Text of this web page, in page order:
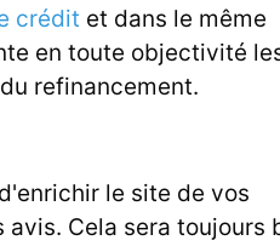
crédit et dans le même
en toute objectivité
refinancement.
le site de vos
Cela sera toujours